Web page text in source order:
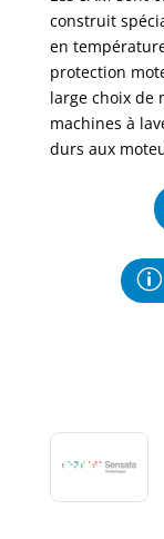
construit
en
protection
large choix de
machines à
durs aux